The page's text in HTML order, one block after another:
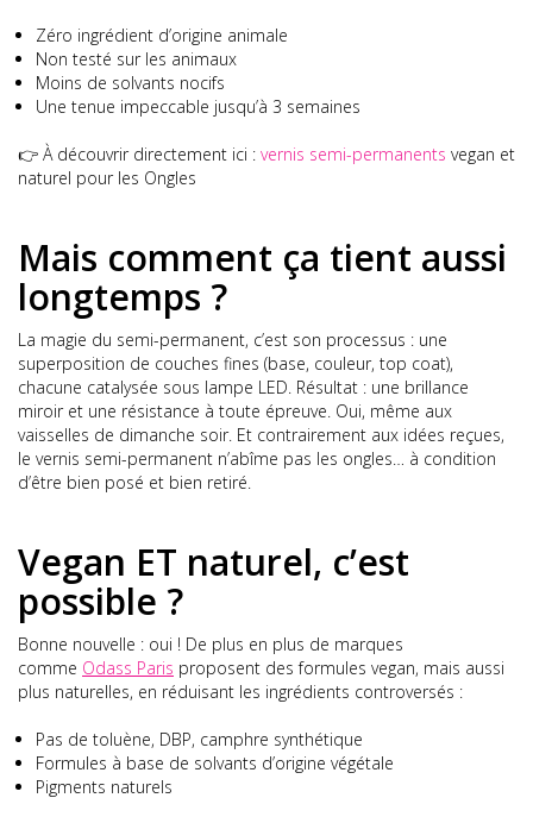
Zéro ingrédient d’origine animale
Non testé sur les animaux
Moins de solvants nocifs
Une tenue impeccable jusqu’à 3 semaines
👉 À découvrir directement ici : vernis semi-permanents vegan et
naturel pour les Ongles
Mais comment ça tient aussi
longtemps ?
La magie du semi-permanent, c’est son processus : une
superposition de couches fines (base, couleur, top coat),
chacune catalysée sous lampe LED. Résultat : une brillance
miroir et une résistance à toute épreuve. Oui, même aux
vaisselles de dimanche soir. Et contrairement aux idées reçues,
le vernis semi-permanent n’abîme pas les ongles… à condition
d’être bien posé et bien retiré.
Vegan ET naturel, c’est
possible ?
Bonne nouvelle : oui ! De plus en plus de marques
comme Odass Paris proposent des formules vegan, mais aussi
plus naturelles, en réduisant les ingrédients controversés :
Pas de toluène, DBP, camphre synthétique
Formules à base de solvants d’origine végétale
Pigments naturels